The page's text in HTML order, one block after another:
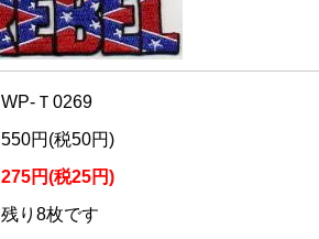
WP-Ｔ0269
550円(税50円)
275円(税25円)
残り8枚です